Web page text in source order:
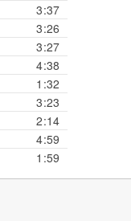
3:37
3:26
3:27
4:38
1:32
3:23
2:14
4:59
1:59